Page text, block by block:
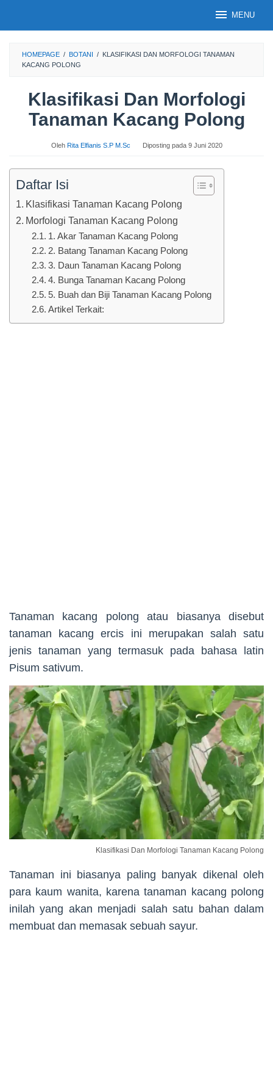
MENU
HOMEPAGE / BOTANI / KLASIFIKASI DAN MORFOLOGI TANAMAN
KACANG POLONG
Klasifikasi Dan Morfologi
Tanaman Kacang Polong
Oleh Rita Elfianis S.P M.Sc Diposting pada 9 Juni 2020
Daftar Isi
Klasifikasi Tanaman Kacang Polong
Morfologi Tanaman Kacang Polong
1. Akar Tanaman Kacang Polong
2. Batang Tanaman Kacang Polong
3. Daun Tanaman Kacang Polong
4. Bunga Tanaman Kacang Polong
5. Buah dan Biji Tanaman Kacang Polong
Artikel Terkait:
Tanaman kacang polong atau biasanya disebut
tanaman kacang ercis ini merupakan salah satu
jenis tanaman yang termasuk pada bahasa latin
Pisum sativum.
Klasifikasi Dan Morfologi Tanaman Kacang Polong
Tanaman ini biasanya paling banyak dikenal oleh
para kaum wanita, karena tanaman kacang polong
inilah yang akan menjadi salah satu bahan dalam
membuat dan memasak sebuah sayur.